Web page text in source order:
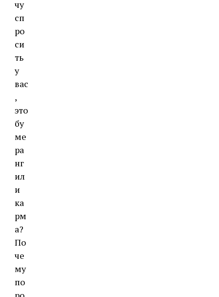
чу
сп
ро
си
ть
у
вас
,
это
бу
ме
ра
нг
ил
и
ка
рм
а?
По
че
му
по